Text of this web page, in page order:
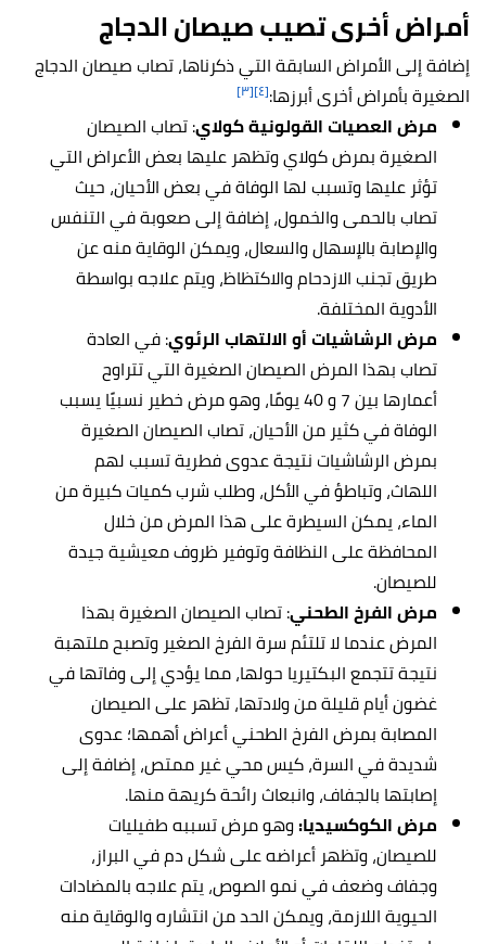
أمراض أخرى تصيب صيصان الدجاج
إضافة إلى الأمراض السابقة التي ذكرناها، تصاب صيصان الدجاج
الصغيرة بأمراض أخرى أبرزها:[٤] [٣]
مرض العصيات القولونية كولاي: تصاب الصيصان
الصغيرة بمرض كولاي وتظهر عليها بعض الأعراض التي
تؤثر عليها وتسبب لها الوفاة في بعض الأحيان، حيث
تصاب بالحمى والخمول، إضافة إلى صعوبة في التنفس
والإصابة بالإسهال والسعال، ويمكن الوقاية منه عن
طريق تجنب الازدحام والاكتظاظ، ويتم علاجه بواسطة
الأدوية المختلفة.
مرض الرشاشيات أو الالتهاب الرئوي: في العادة
تصاب بهذا المرض الصيصان الصغيرة التي تتراوح
أعمارها بين 7 و 40 يومًا، وهو مرض خطير نسبيًا يسبب
الوفاة في كثير من الأحيان، تصاب الصيصان الصغيرة
بمرض الرشاشيات نتيجة عدوى فطرية تسبب لهم
اللهاث، وتباطؤ في الأكل، وطلب شرب كميات كبيرة من
الماء، يمكن السيطرة على هذا المرض من خلال
المحافظة على النظافة وتوفير ظروف معيشية جيدة
للصيصان.
مرض الفرخ الطحني: تصاب الصيصان الصغيرة بهذا
المرض عندما لا تلتئم سرة الفرخ الصغير وتصبح ملتهبة
نتيجة تتجمع البكتيريا حولها، مما يؤدي إلى وفاتها في
غضون أيام قليلة من ولادتها، تظهر على الصيصان
المصابة بمرض الفرخ الطحني أعراض أهمها؛ عدوى
شديدة في السرة، كيس محي غير ممتص، إضافة إلى
إصابتها بالجفاف، وانبعاث رائحة كريهة منها.
مرض الكوكسيديا:وهو مرض تسببه طفيليات
للصيصان، وتظهر أعراضه على شكل دم في البراز،
وجفاف وضعف في نمو الصوص، يتم علاجه بالمضادات
الحيوية اللازمة، ويمكن الحد من انتشاره والوقاية منه